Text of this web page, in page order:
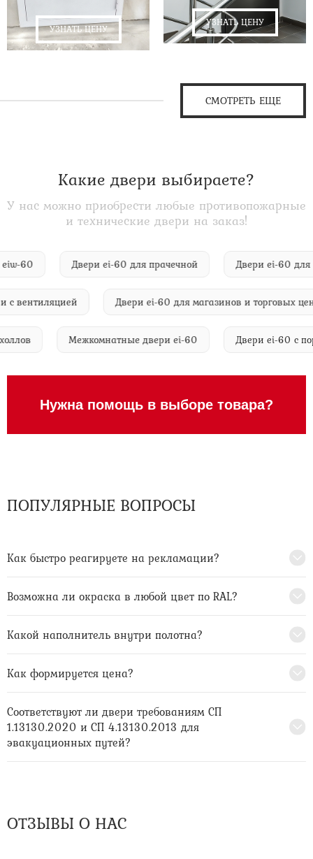
УЗНАТЬ ЦЕНУ
УЗНАТЬ ЦЕНУ
СМОТРЕТЬ ЕЩЕ
Какие двери выбираете?
У нас можно приобрести любые противопожарные
и технические двери на заказ!
eiw-60 Двери ei-60 для прачечной Двери ei-60
Двери ei-60 для магазинов и торговых
холлов Межкомнатные двери ei-60 Двери ei-60
Нужна помощь в выборе товара?
ПОПУЛЯРНЫЕ ВОПРОСЫ
Как быстро реагируете на рекламации?
Возможна ли окраска в любой цвет по RAL?
Какой наполнитель внутри полотна?
Как формируется цена?
Соответствуют ли двери требованиям СП
1.13130.2020 и СП 4.13130.2013 для
эвакуационных путей?
ОТЗЫВЫ О НАС